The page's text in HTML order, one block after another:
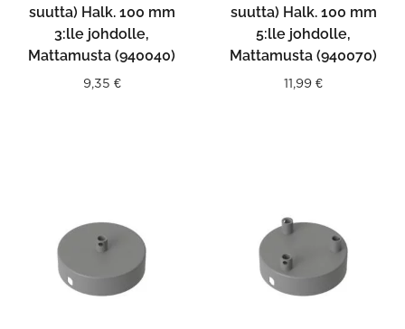
suutta) Halk. 100 mm
3:lle johdolle,
Mattamusta (940040)
9,35 €
suutta) Halk. 100 mm
5:lle johdolle,
Mattamusta (940070)
11,99 €